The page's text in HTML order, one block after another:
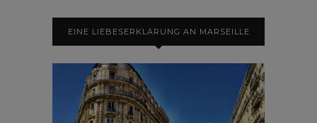
EINE LIEBESERKLÄRUNG AN MARSEILLE